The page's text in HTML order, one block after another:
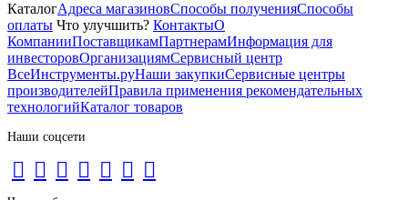
КаталогАдреса магазиновСпособы полученияСпособы
оплаты Что улучшить? КонтактыО
КомпанииПоставщикамПартнерамИнформация для
инвесторовОрганизациямСервисный центр
ВсеИнструменты.руНаши закупкиСервисные центры
производителейПравила применения рекомендательных
технологийКаталог товаров
Наши соцсети